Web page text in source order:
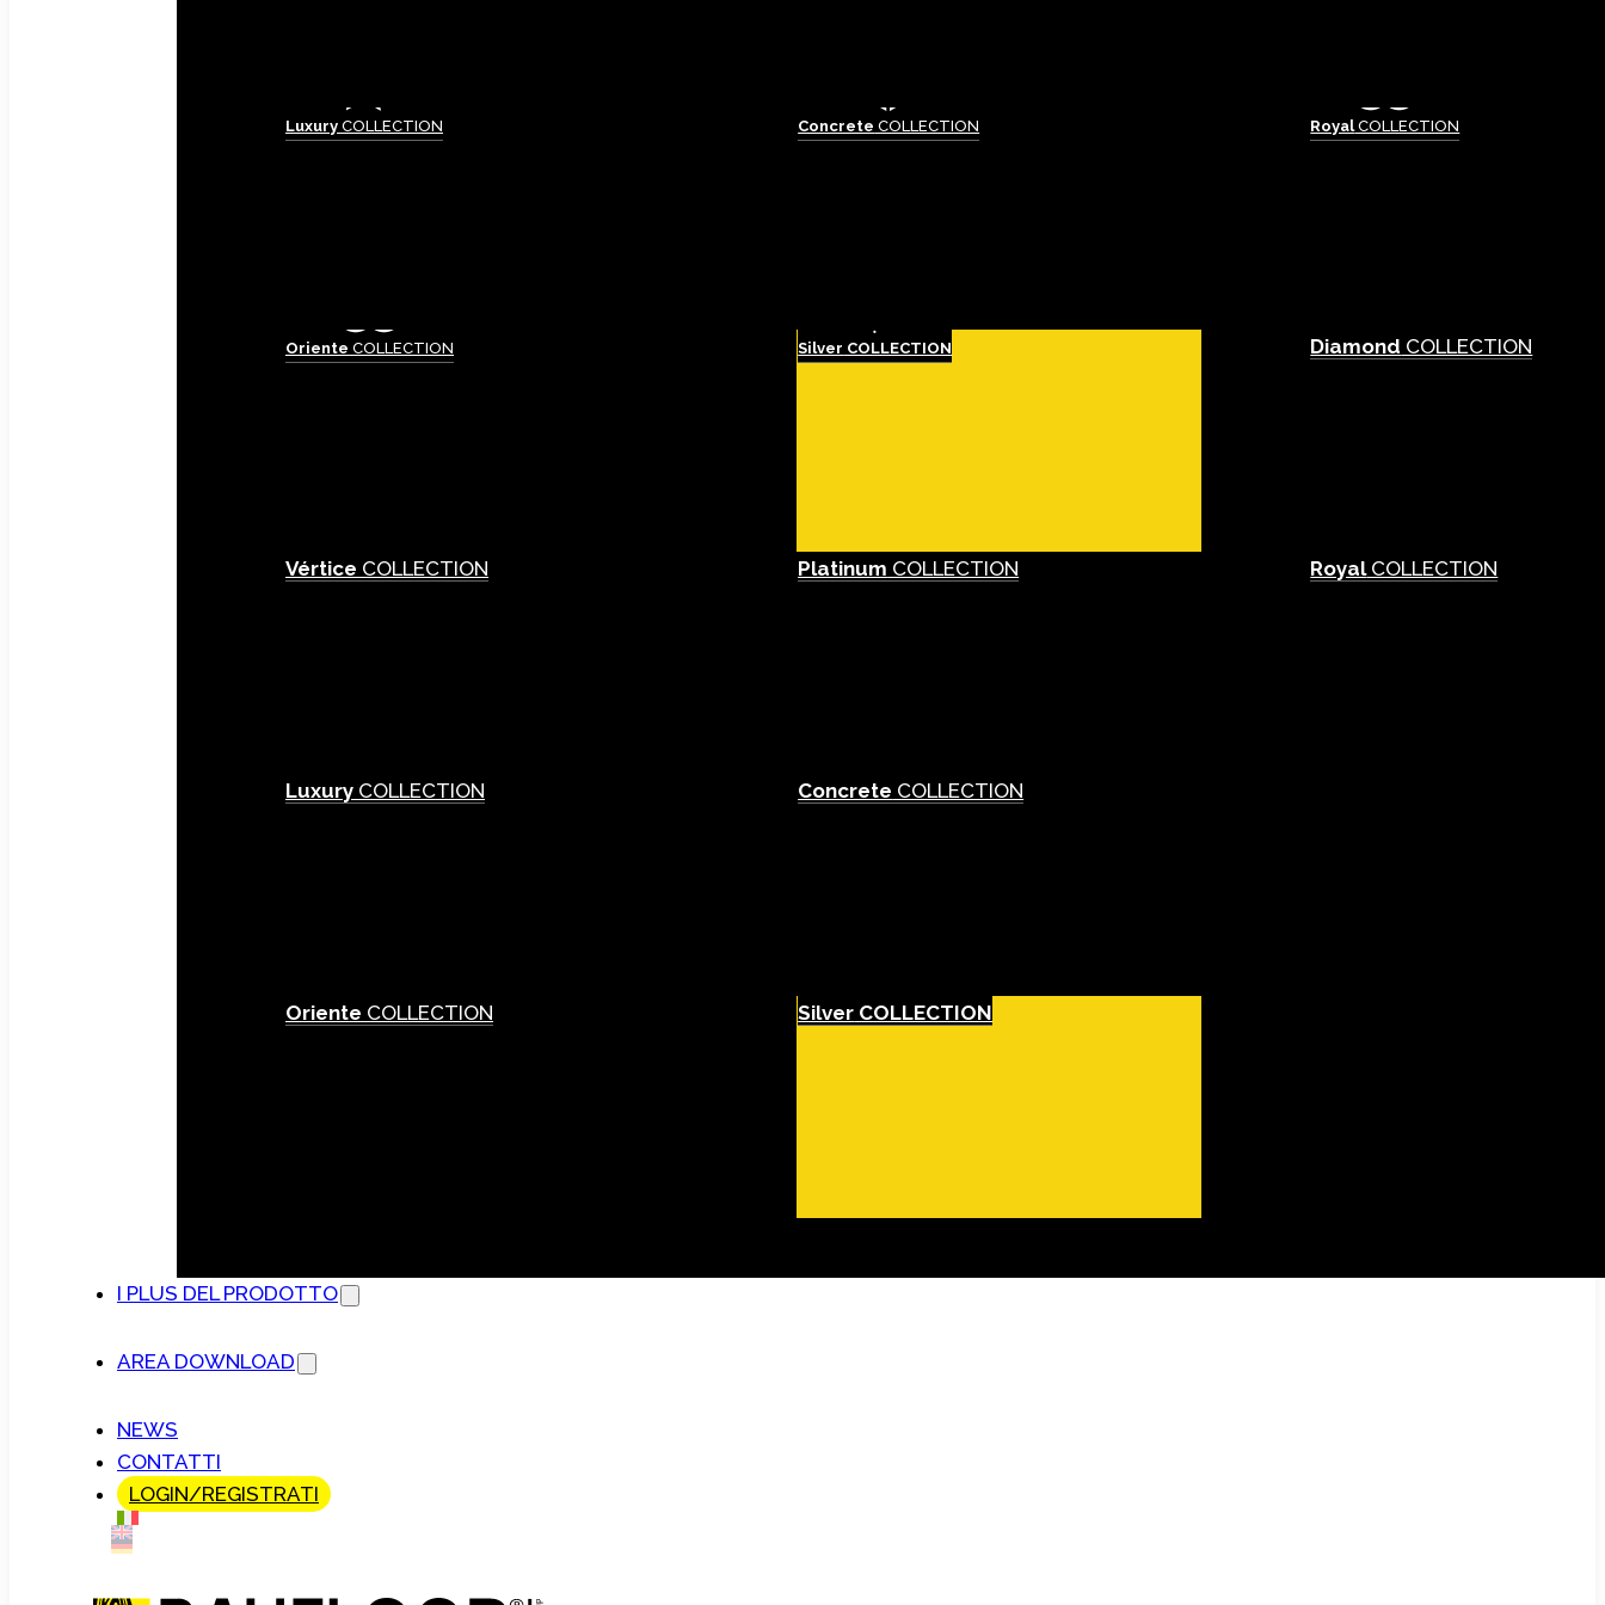
Luxury COLLECTION
Oriente COLLECTION
Vértice COLLECTION
Luxury COLLECTION
Oriente COLLECTION
Concrete COLLECTION
Silver COLLECTION
Platinum COLLECTION
Concrete COLLECTION
Silver COLLECTION
RoyalCOLLECTION
Diamond COLLECTION
RoyalCOLLECTION
I PLUS DEL PRODOTTO
AREA DOWNLOAD
NEWS
CONTATTI
LOGIN/REGISTRATI